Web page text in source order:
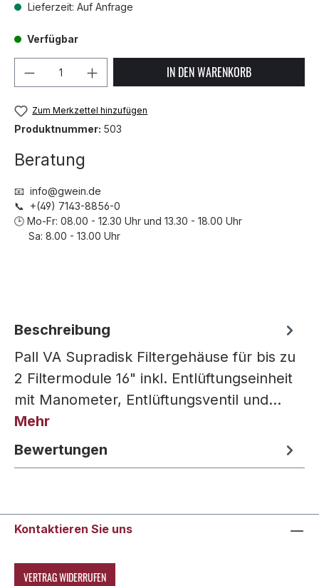
Lieferzeit: Auf Anfrage
Verfügbar
Produkt Anzahl: Gib denIN DEN WARENKORB
Zum Merkzettel hinzufügen
Produktnummer: 503
Beratung
📧 info@gwein.de
📞 +(49) 7143-8856-0
🕒 Mo-Fr: 08.00 - 12.30 Uhr und 13.30 - 18.00 Uhr
Sa: 8.00 - 13.00 Uhr
Beschreibung
Pall VA Supradisk Filtergehäuse für bis zu
2 Filtermodule 16" inkl. Entlüftungseinheit
mit Manometer, Entlüftungsventil und…
Mehr
Bewertungen
Kontaktieren Sie uns
VERTRAG WIDERRUFEN